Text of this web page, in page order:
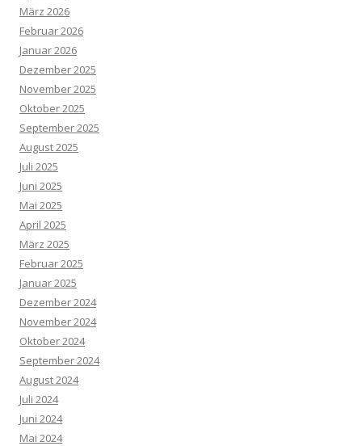
März 2026
Februar 2026
Januar 2026
Dezember 2025
November 2025
Oktober 2025
September 2025
August 2025
Juli 2025
Juni 2025
Mai 2025
April 2025
März 2025
Februar 2025
Januar 2025
Dezember 2024
November 2024
Oktober 2024
September 2024
August 2024
Juli 2024
Juni 2024
Mai 2024